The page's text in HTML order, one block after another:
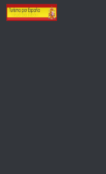
Saltar al contenido